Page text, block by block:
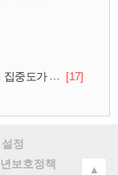
파트의 안내방송
[17]
설정
보호정책
▲